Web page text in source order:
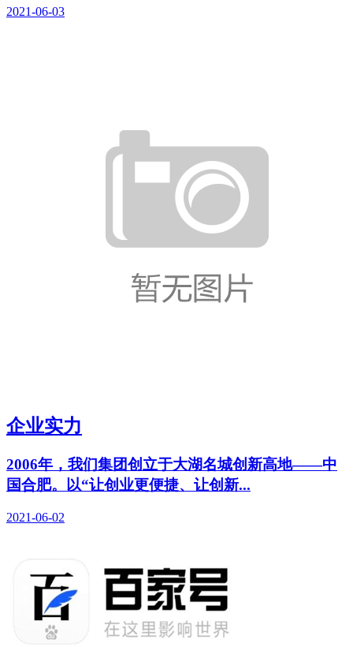
2021-06-03
企业实力
2006年，我们集团创立于大湖名城创新高地——中
国合肥。以“让创业更便捷、让创新...
2021-06-02